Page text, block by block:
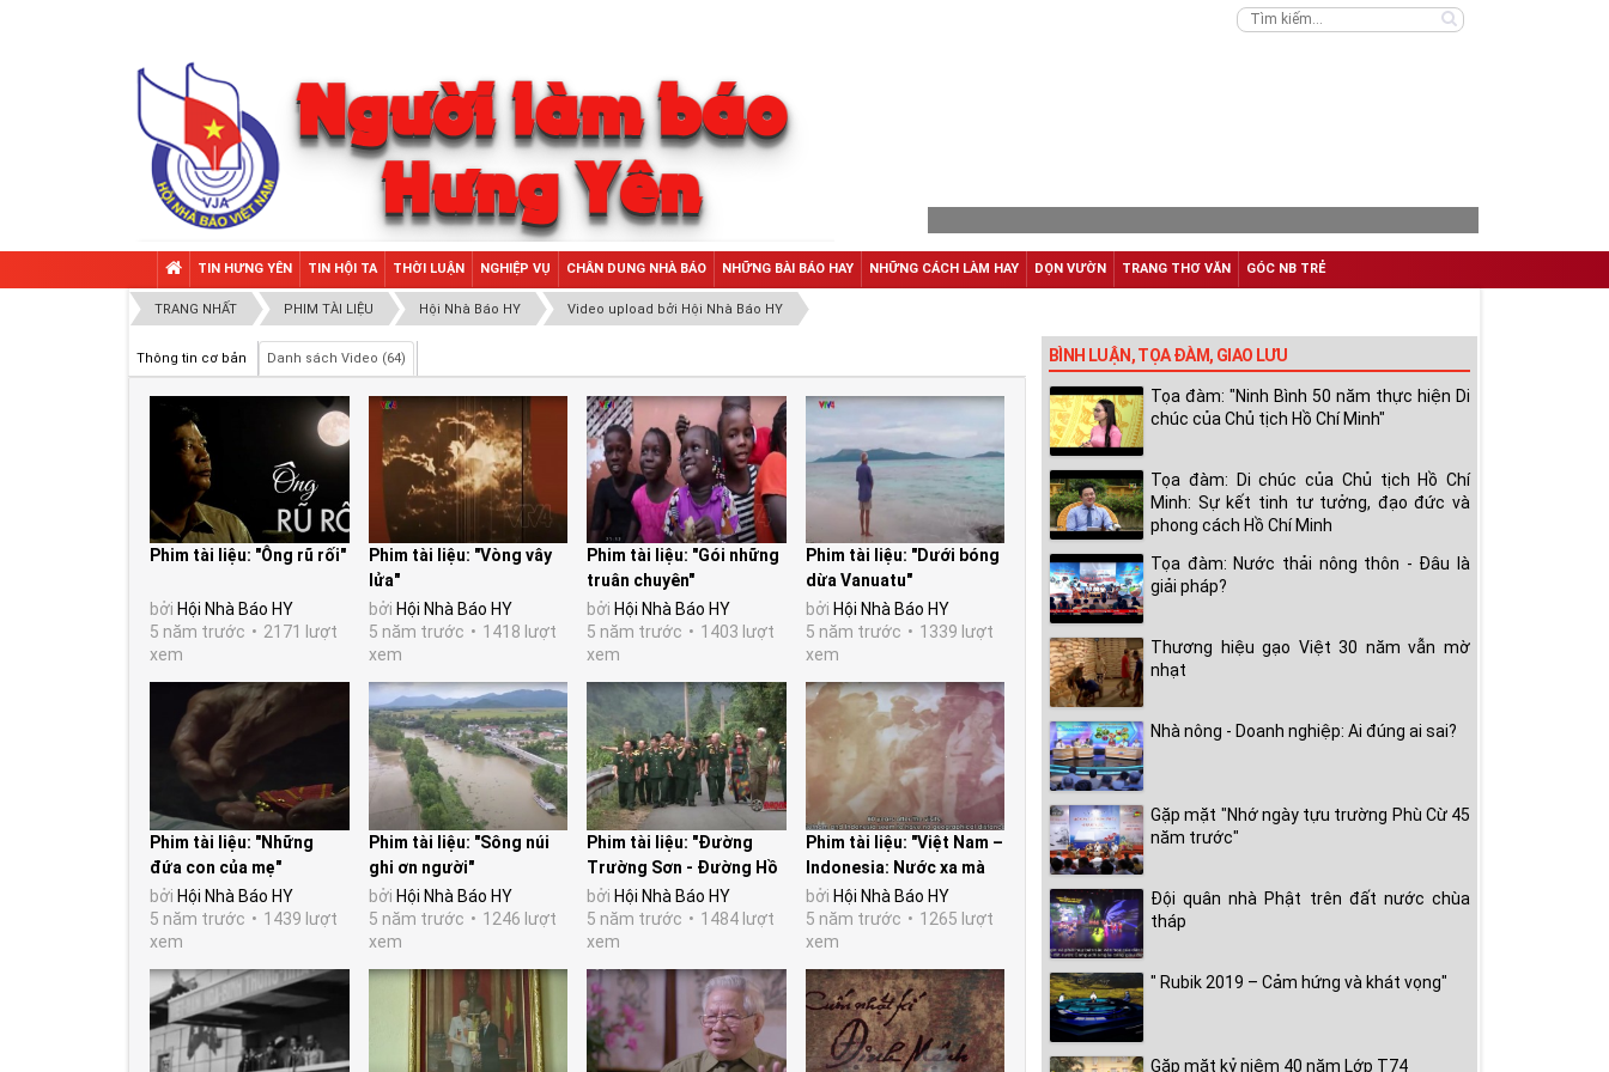
TIN HƯNG YÊN TIN HỘI TA THỜI LUẬN NGHIỆP VỤ CHÂN DUNG NHÀ BÁO NHỮNG BÀI BÁO HAY NHỮNG CÁCH LÀM HAY DỌN VƯỜN TRANG THƠ VĂN GÓC NB TRẺ
TRANG NHẤT PHIM TÀI LIỆU Hội Nhà Báo HY Video upload bởi Hội Nhà Báo HY
Thông tin cơ bản Danh sách Video (64)
Phim tài liệu: "Ông rũ rối"
bởi Hội Nhà Báo HY
5 năm trước
2171 lượt
xem
Phim tài liệu: "Vòng vây
lửa"
bởi Hội Nhà Báo HY
5 năm trước
1418 lượt
xem
Phim tài liệu: "Gói những
truân chuyên"
bởi Hội Nhà Báo HY
5 năm trước
1403 lượt
xem
Phim tài liệu: "Dưới bóng
dừa Vanuatu"
bởi Hội Nhà Báo HY
5 năm trước
1339 lượt
xem
Phim tài liệu: "Những
đứa con của mẹ"
bởi Hội Nhà Báo HY
5 năm trước
1439 lượt
xem
Phim tài liệu: "Sông núi
ghi ơn người"
bởi Hội Nhà Báo HY
5 năm trước
1246 lượt
xem
Phim tài liệu: "Đường
Trường Sơn - Đường Hồ
Chí Minh"
bởi Hội Nhà Báo HY
5 năm trước
1484 lượt
xem
Phim tài liệu: "Việt Nam –
Indonesia: Nước xa mà
lòng không xa"
bởi Hội Nhà Báo HY
5 năm trước
1265 lượt
xem
BÌNH LUẬN, TỌA ĐÀM, GIAO LƯU
Tọa đàm: "Ninh Bình 50 năm thực hiện Di
chúc của Chủ tịch Hồ Chí Minh"
Tọa đàm: Di chúc của Chủ tịch Hồ Chí
Minh: Sự kết tinh tư tưởng, đạo đức và
phong cách Hồ Chí Minh
Tọa đàm: Nước thải nông thôn - Đâu là
giải pháp?
Thương hiệu gạo Việt 30 năm vẫn mờ
nhạt
Nhà nông - Doanh nghiệp: Ai đúng ai sai?
Gặp mặt "Nhớ ngày tựu trường Phù Cừ 45
năm trước"
Đội quân nhà Phật trên đất nước chùa
tháp
" Rubik 2019 – Cảm hứng và khát vọng"
Gặp mặt kỷ niệm 40 năm Lớp T74